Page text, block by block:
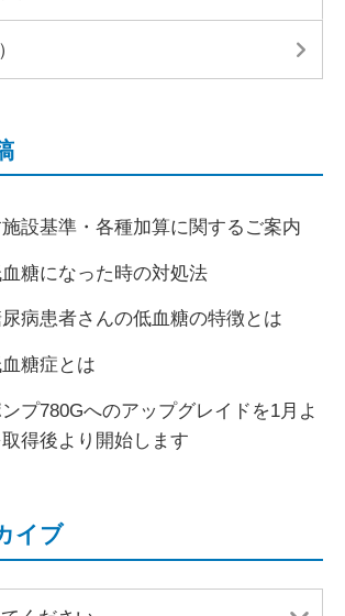
設基準・各種加算に関するご案内
糖になった時の対処法
病患者さんの低血糖の特徴とは
糖症とは
プ780Gへのアップグレイドを1月よ
得後より開始します
イブ